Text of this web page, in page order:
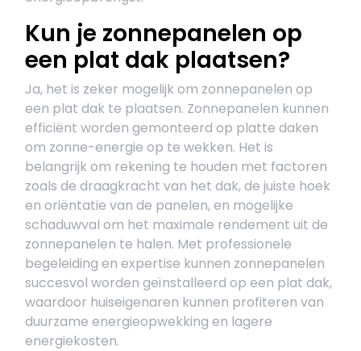
Kun je zonnepanelen op
een plat dak plaatsen?
Ja, het is zeker mogelijk om zonnepanelen op
een plat dak te plaatsen. Zonnepanelen kunnen
efficiënt worden gemonteerd op platte daken
om zonne-energie op te wekken. Het is
belangrijk om rekening te houden met factoren
zoals de draagkracht van het dak, de juiste hoek
en oriëntatie van de panelen, en mogelijke
schaduwval om het maximale rendement uit de
zonnepanelen te halen. Met professionele
begeleiding en expertise kunnen zonnepanelen
succesvol worden geïnstalleerd op een plat dak,
waardoor huiseigenaren kunnen profiteren van
duurzame energieopwekking en lagere
energiekosten.